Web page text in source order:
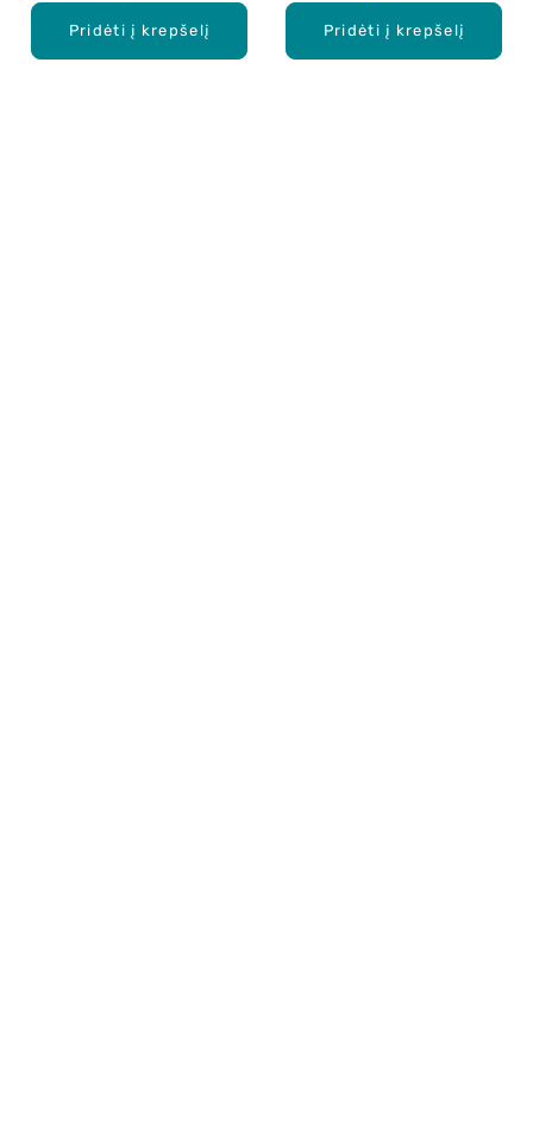
Pridėti į krepšelį Pridėti į krepšelį